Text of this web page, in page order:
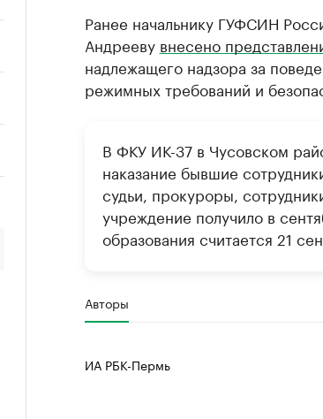
Ранее начальнику ГУФСИН
Андрееву внесено
надлежащего надзора за
режимных требований и
В ФКУ ИК-37 в Чусовском
наказание бывшие
судьи, прокуроры,
учреждение получило в
образования считается 21
Авторы
ИА РБК-Пермь